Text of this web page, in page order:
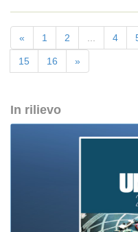
« 1 2 4
15 16 »
In rilievo